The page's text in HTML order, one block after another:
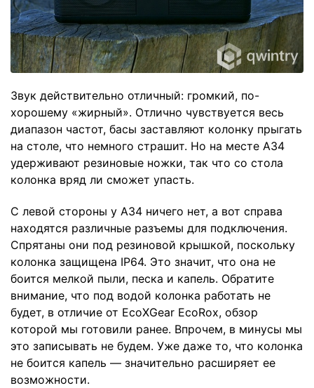
Звук действительно отличный: громкий, по-
хорошему «жирный». Отлично чувствуется весь
диапазон частот, басы заставляют колонку прыгать
на столе, что немного страшит. Но на месте A34
удерживают резиновые ножки, так что со стола
колонка вряд ли сможет упасть.
С левой стороны у A34 ничего нет, а вот справа
находятся различные разъемы для подключения.
Спрятаны они под резиновой крышкой, поскольку
колонка защищена IP64. Это значит, что она не
боится мелкой пыли, песка и капель. Обратите
внимание, что под водой колонка работать не
будет, в отличие от EcoXGear EcoRox, обзор
которой мы готовили ранее. Впрочем, в минусы мы
это записывать не будем. Уже даже то, что колонка
не боится капель — значительно расширяет ее
возможности.